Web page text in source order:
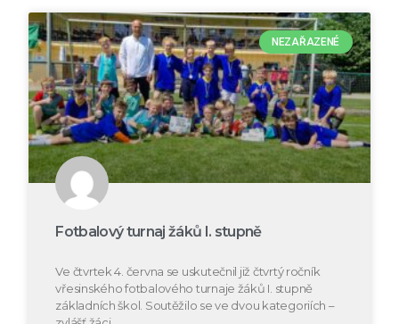
NEZAŘAZENÉ
Fotbalový turnaj žáků I. stupně
Ve čtvrtek 4. června se uskutečnil již čtvrtý ročník
vřesinského fotbalového turnaje žáků I. stupně
základních škol. Soutěžilo se ve dvou kategoriích –